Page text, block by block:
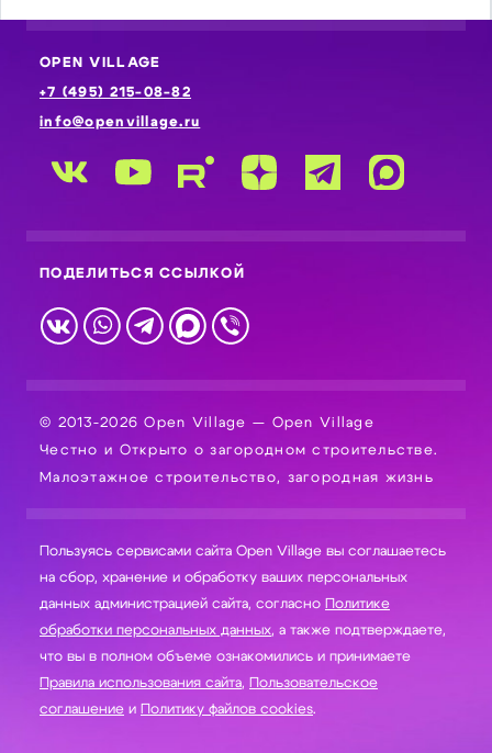
OPEN VILLAGE
+7 (495) 215-08-82
info@openvillage.ru
ПОДЕЛИТЬСЯ ССЫЛКОЙ
© 2013-2026 Open Village — Open Village
Честно и Открыто о загородном строительстве.
Малоэтажное строительство, загородная жизнь
Пользуясь сервисами сайта Open Village вы соглашаетесь
на сбор, хранение и обработку ваших персональных
данных администрацией сайта, согласно Политике
обработки персональных данных, а также подтверждаете,
что вы в полном объеме ознакомились и принимаете
Правила использования сайта, Пользовательское
соглашение и Политику файлов cookies.